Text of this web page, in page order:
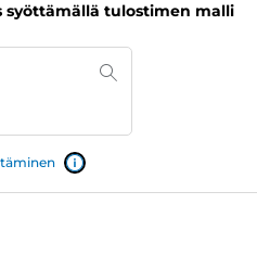
syöttämällä tulostimen malli